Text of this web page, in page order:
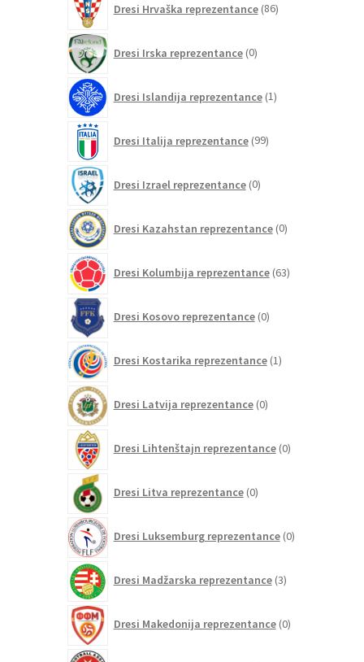
Dresi Hrvaška reprezentance 86izdelkov
Dresi Irska reprezentance 0izdelkov
Dresi Islandija reprezentance 1izdelek
Dresi Italija reprezentance 99izdelkov
Dresi Izrael reprezentance 0izdelkov
Dresi Kazahstan reprezentance 0izdelkov
Dresi Kolumbija reprezentance 63izdelkov
Dresi Kosovo reprezentance 0izdelkov
Dresi Kostarika reprezentance 1izdelek
Dresi Latvija reprezentance 0izdelkov
Dresi Lihtenštajn reprezentance 0izdelkov
Dresi Litva reprezentance 0izdelkov
Dresi Luksemburg reprezentance 0izdelkov
Dresi Madžarska reprezentance 3izdelki
Dresi Makedonija reprezentance 0izdelkov